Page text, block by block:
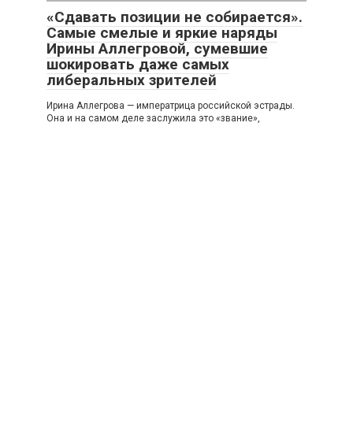
«Сдавать позиции не собирается».
Самые смелые и яркие наряды
Ирины Аллегровой, сумевшие
шокировать даже самых
либеральных зрителей
Ирина Аллегрова — императрица российской эстрады.
Она и на самом деле заслужила это «звание»,